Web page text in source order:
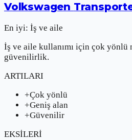
Volkswagen
En iyi: İş ve aile
İş ve aile kullanımı için çok yönlü
güvenilirlik.
ARTILARI
+Çok yönlü
+Geniş alan
+Güvenilir
EKSİLERİ